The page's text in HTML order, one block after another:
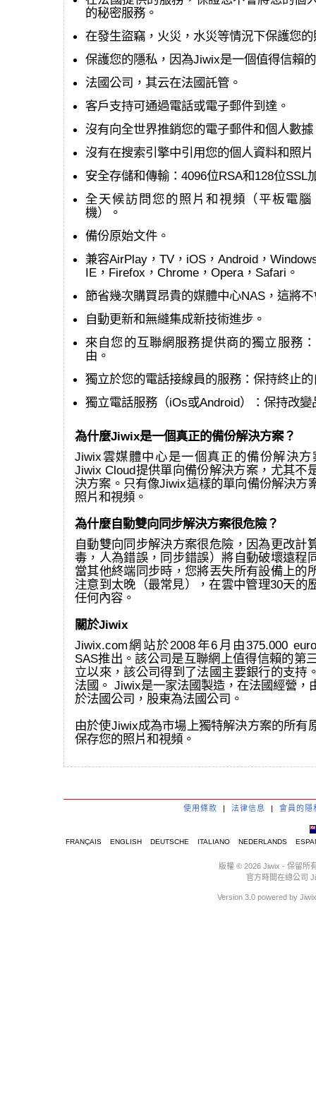
的秘密服務。
在發生盜竊，火災，水災等情況下保護您
保護您的隱私，因為Jiwix是一個值得信賴
法國公司，其云在法國託管。
客戶支持可通過電話或電子郵件到達。
沒有向全世界推銷您的電子郵件和個人數據
沒有在搜索引擎中引用您的個人資料和照片
安全存儲和傳輸：4096位RSA和128位SSL
全天候訪問您的照片和視頻（平板電
機）。
備份原始文件。
兼容AirPlay，TV，iOS，Android，
IE，Firefox，Chrome，Opera，Safari。
節省幾次購買昂貴的媒體中心NAS，這將
自動更新和無縫集成新技術進步。
來自您的互聯網服務提供商的獨立服務
由。
獨立於您的電話接線員的服務：保持終止
獨立電話服務（iOs或Android）：保持改變
為什麼Jiwix是一個真正的備份解決方案？
Jiwix雲媒體中心是一個真正的備份解決方
Jiwix Cloud提供單向備份解決方案，尤其不
決方案。只有像Jiwix這樣的單向備份解決方
照片和視頻。
為什麼自動雙向同步解決方案很危險？
自動雙向同步解決方案很危險，因為更改計
毒，人為錯誤，同步錯誤）將自動破壞遠程
當其他終端同步時，您將丟失所有設備上的
注意到太晚（最常見），在雲中管理30天的
任何內容。
關於Jiwix
Jiwix.com網站於2008年6月由375.000
SAS推出。該公司是互聯網上值得信賴的第
立以來，該公司得到了法國主要銀行的支持
法國。 Jiwix是一家法國製造，在法國經營，
於法國公司，股東為法國公司。
由於使Jiwix成為市場上獨特解決方案的所有
保存您的照片和視頻。
使用條款 | 法律信息 | 會員的隱
FRANÇAIS ENGLISH DEUTSCHE ITALIANO NEDERLANDS
版權 © 2026 Jiwix - 保留所
官方時間在總公司
Version 3.0 powered by